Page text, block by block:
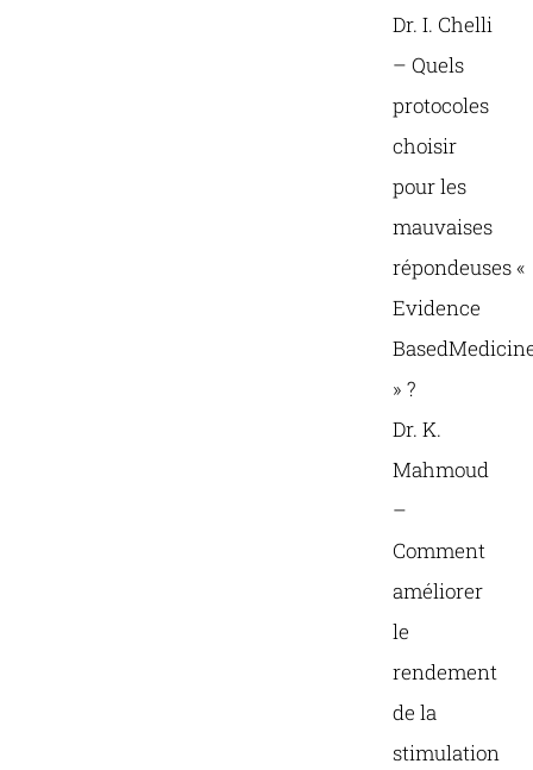
Dr. I. Chelli
– Quels
protocoles
choisir
pour les
mauvaises
répondeuses «
Evidence
» ?
Dr. K.
Mahmoud
–
Comment
améliorer
le
rendement
de la
stimulation